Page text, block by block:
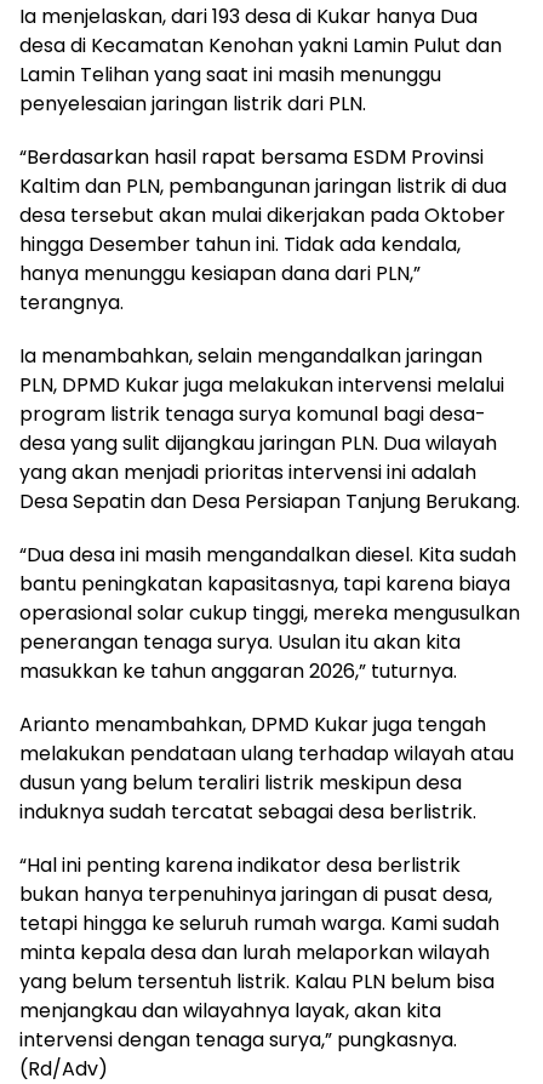
Ia menjelaskan, dari 193 desa di Kukar hanya Dua
desa di Kecamatan Kenohan yakni Lamin Pulut dan
Lamin Telihan yang saat ini masih menunggu
penyelesaian jaringan listrik dari PLN.
“Berdasarkan hasil rapat bersama ESDM Provinsi
Kaltim dan PLN, pembangunan jaringan listrik di dua
desa tersebut akan mulai dikerjakan pada Oktober
hingga Desember tahun ini. Tidak ada kendala,
hanya menunggu kesiapan dana dari PLN,”
terangnya.
Ia menambahkan, selain mengandalkan jaringan
PLN, DPMD Kukar juga melakukan intervensi melalui
program listrik tenaga surya komunal bagi desa-
desa yang sulit dijangkau jaringan PLN. Dua wilayah
yang akan menjadi prioritas intervensi ini adalah
Desa Sepatin dan Desa Persiapan Tanjung Berukang.
“Dua desa ini masih mengandalkan diesel. Kita sudah
bantu peningkatan kapasitasnya, tapi karena biaya
operasional solar cukup tinggi, mereka mengusulkan
penerangan tenaga surya. Usulan itu akan kita
masukkan ke tahun anggaran 2026,” tuturnya.
Arianto menambahkan, DPMD Kukar juga tengah
melakukan pendataan ulang terhadap wilayah atau
dusun yang belum teraliri listrik meskipun desa
induknya sudah tercatat sebagai desa berlistrik.
“Hal ini penting karena indikator desa berlistrik
bukan hanya terpenuhinya jaringan di pusat desa,
tetapi hingga ke seluruh rumah warga. Kami sudah
minta kepala desa dan lurah melaporkan wilayah
yang belum tersentuh listrik. Kalau PLN belum bisa
menjangkau dan wilayahnya layak, akan kita
intervensi dengan tenaga surya,” pungkasnya.
(Rd/Adv)